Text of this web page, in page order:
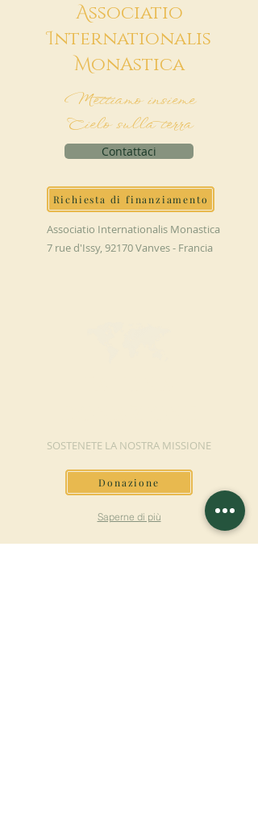
Associatio
Internationalis
MonAstica
Mettiamo insieme
Cielo sulla terra
Contattaci
Richiesta di finanziamento
Associatio Internationalis Monastica
7 rue d'Issy, 92170 Vanves - Francia
SOSTENETE LA NOSTRA MISSIONE
Donazione
Saperne di più